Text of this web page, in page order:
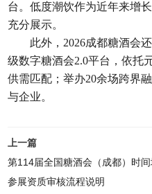
台。低度潮饮作为近年来增
充分展示。
此外，2026成都糖酒会
级数字糖酒会2.0平台，依托
供需匹配；举办20余场跨界
与企业。
上一篇
第114届全国糖酒会（成都）时
参展资质审核流程说明